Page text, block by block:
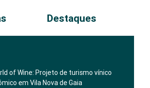
Destaques
of Wine: Projeto de turismo vínico
em Vila Nova de Gaia